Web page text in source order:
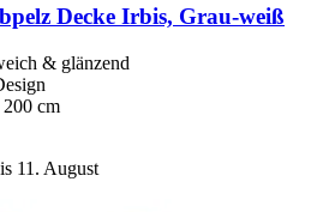
Decke Irbis, Grau-​weiß
& glänzend
cm
11. August